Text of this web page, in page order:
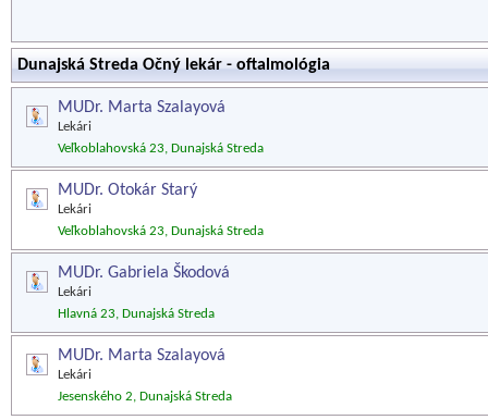
Dunajská Streda Očný lekár - oftalmológia
MUDr. Marta Szalayová
Lekári
Veľkoblahovská 23, Dunajská Streda
MUDr. Otokár Starý
Lekári
Veľkoblahovská 23, Dunajská Streda
MUDr. Gabriela Škodová
Lekári
Hlavná 23, Dunajská Streda
MUDr. Marta Szalayová
Lekári
Jesenského 2, Dunajská Streda